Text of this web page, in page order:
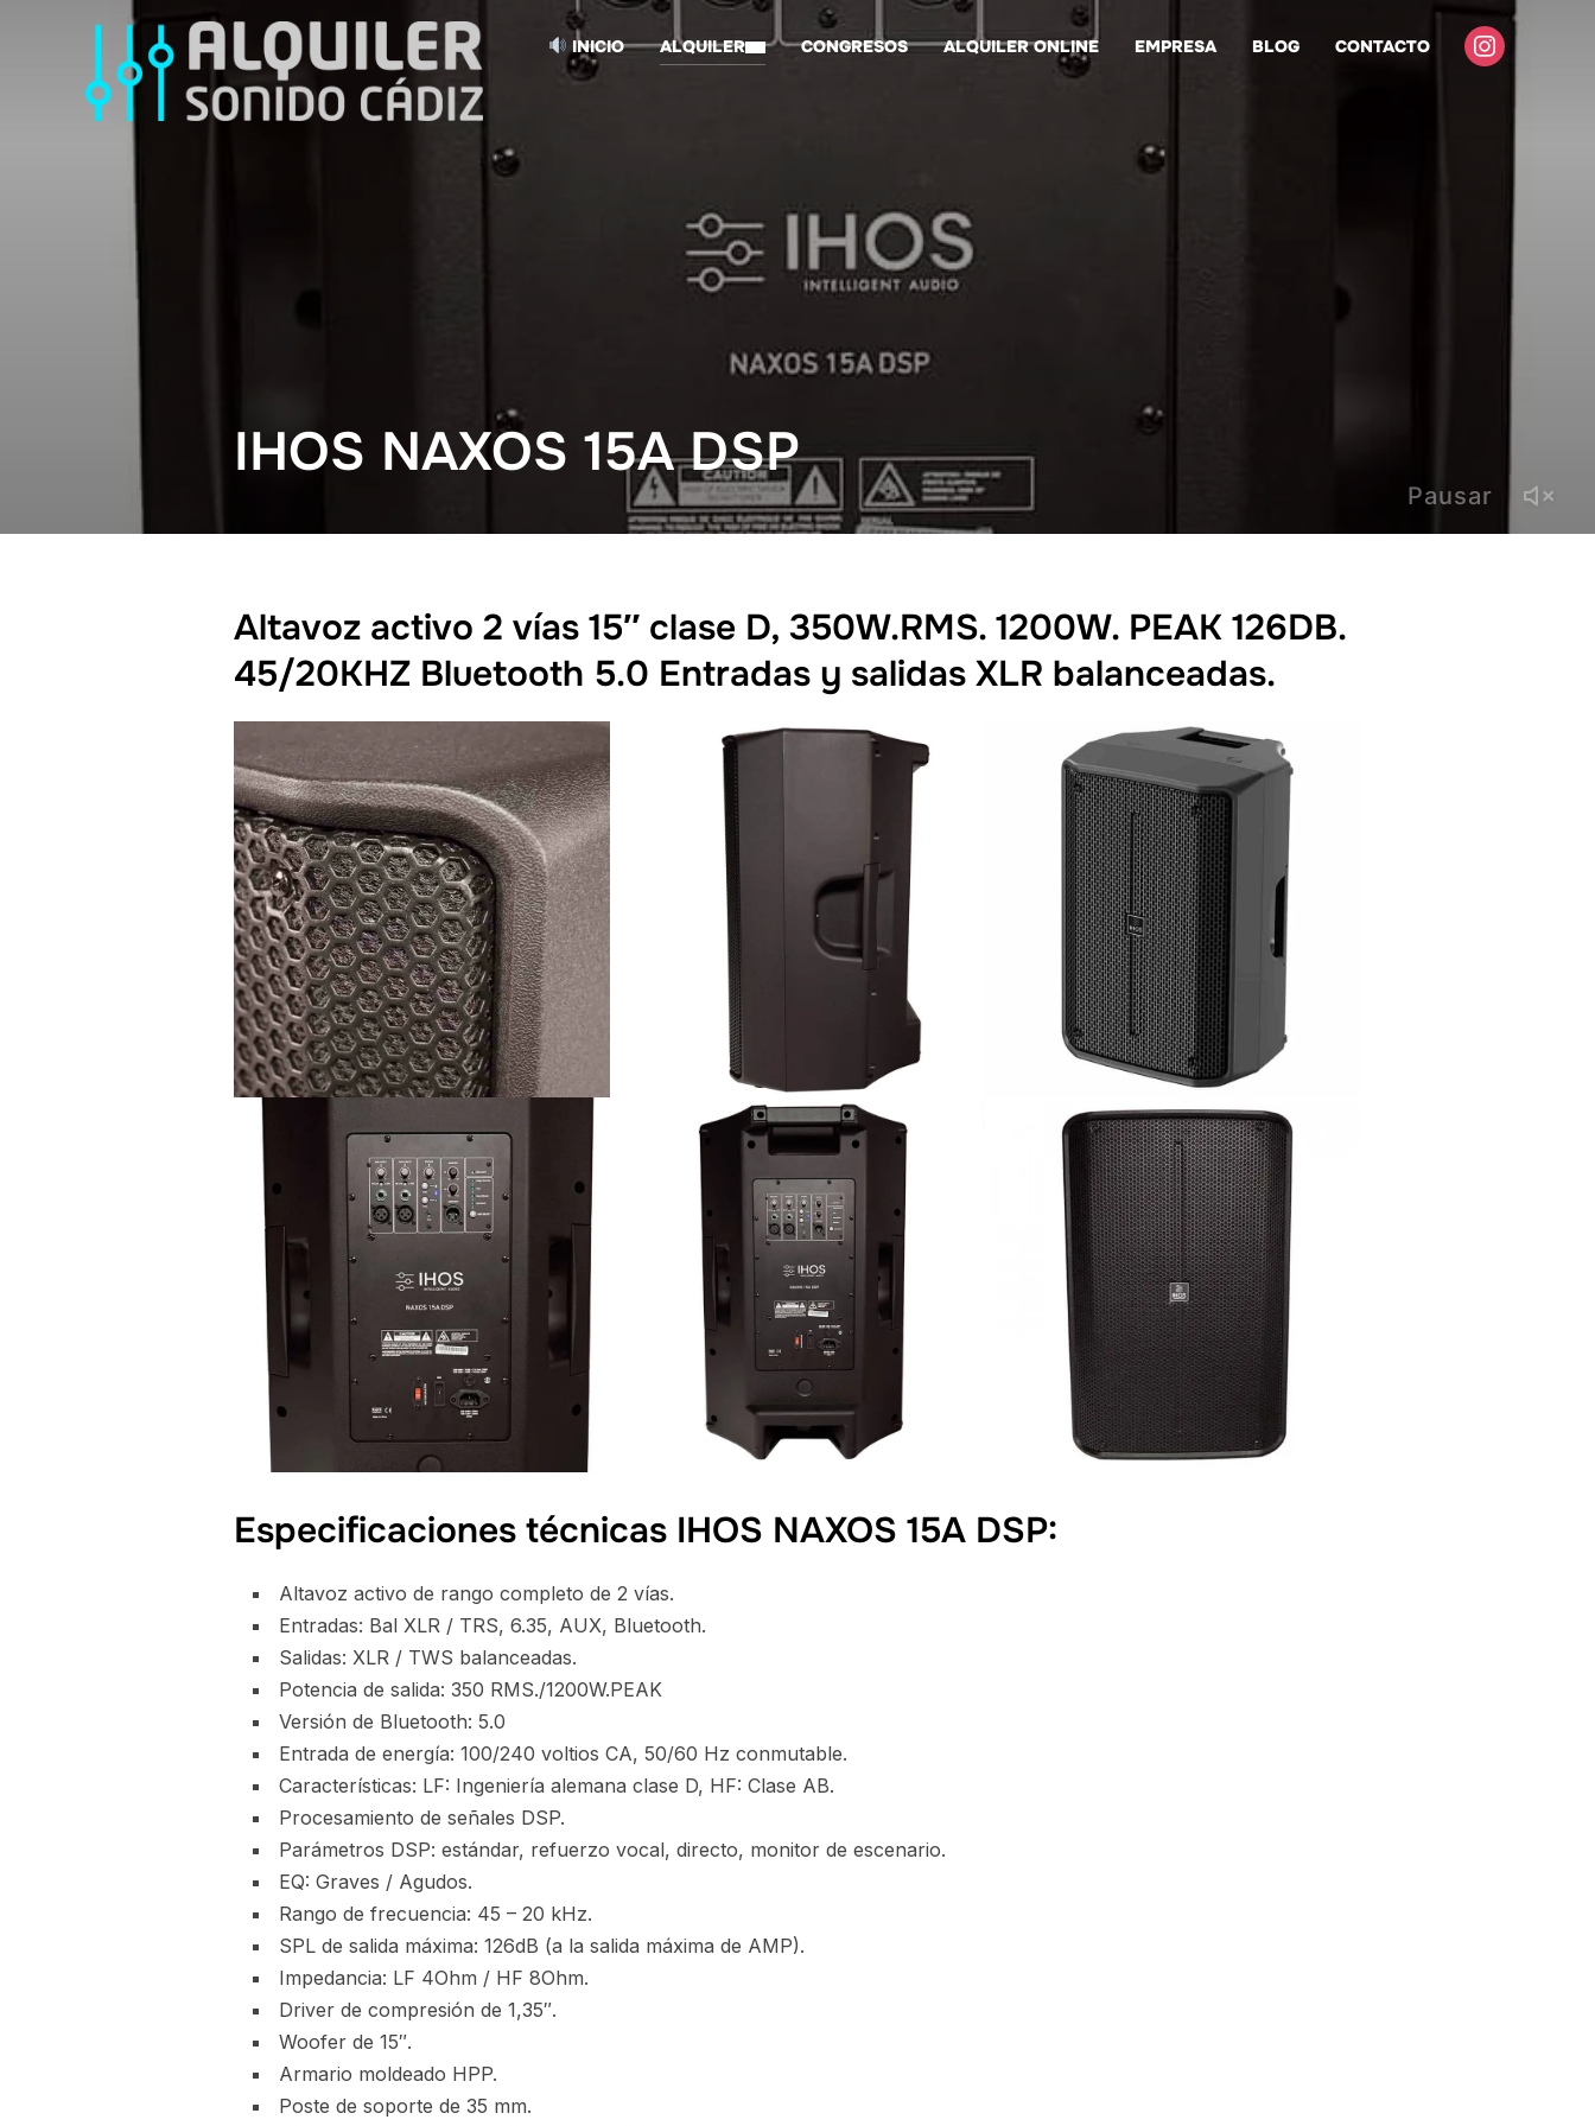
instagram
INICIO ALQUILER CONGRESOS ALQUILER ONLINE EMPRESA BLOG CONTACTO
IHOS NAXOS 15A DSP
Pausar
Altavoz activo 2 vías 15″ clase D, 350W.RMS. 1200W. PEAK 126DB.
45/20KHZ Bluetooth 5.0 Entradas y salidas XLR balanceadas.
Especificaciones técnicas IHOS NAXOS 15A DSP:
Altavoz activo de rango completo de 2 vías.
Entradas: Bal XLR / TRS, 6.35, AUX, Bluetooth.
Salidas: XLR / TWS balanceadas.
Potencia de salida: 350 RMS./1200W.PEAK
Versión de Bluetooth: 5.0
Entrada de energía: 100/240 voltios CA, 50/60 Hz conmutable.
Características: LF: Ingeniería alemana clase D, HF: Clase AB.
Procesamiento de señales DSP.
Parámetros DSP: estándar, refuerzo vocal, directo, monitor de escenario.
EQ: Graves / Agudos.
Rango de frecuencia: 45 – 20 kHz.
SPL de salida máxima: 126dB (a la salida máxima de AMP).
Impedancia: LF 4Ohm / HF 8Ohm.
Driver de compresión de 1,35″.
Woofer de 15″.
Armario moldeado HPP.
Poste de soporte de 35 mm.